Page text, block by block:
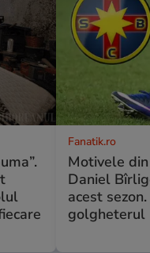
Fanatik.ro
Motivele
Daniel
acest
golgheterul